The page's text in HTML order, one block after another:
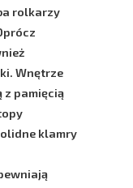
rolkarzy
Wnętrze
z pamięcią
klamry